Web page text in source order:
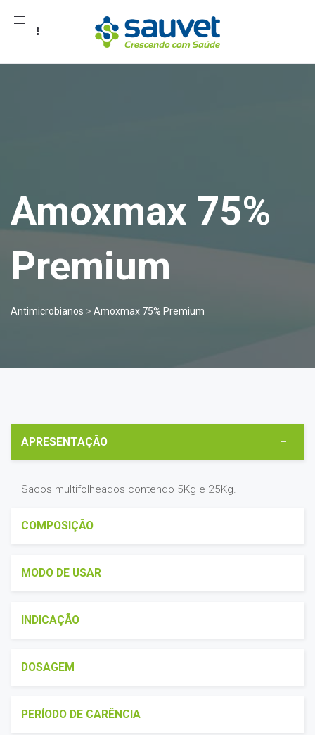
Toggle
Amoxmax 75%
Premium
Antimicrobianos > Amoxmax 75% Premium
APRESENTAÇÃO
Sacos multifolheados contendo 5Kg e 25Kg.
COMPOSIÇÃO
MODO DE USAR
INDICAÇÃO
DOSAGEM
PERÍODO DE CARÊNCIA